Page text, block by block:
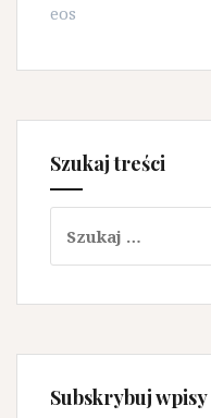
eos
Szukaj treści
Subskrybuj wpisy